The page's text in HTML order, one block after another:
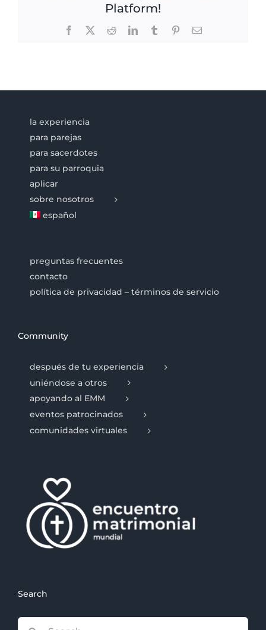
Platform!
Facebook RedditLinkedInTumblr PinterestEmail
la experiencia
para parejas
para sacerdotes
para su parroquia
aplicar
sobre nosotros
español
preguntas frecuentes
contacto
política de privacidad – términos de servicio
Community
después de tu experiencia
uniéndose a otros
apoyando al EMM
eventos patrocinados
comunidades virtuales
Search